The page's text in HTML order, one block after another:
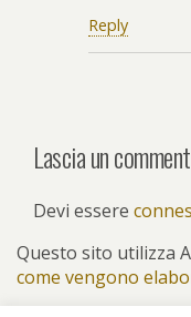
Reply
Lascia un
Devi essere
Questo sito utilizza
come vengono